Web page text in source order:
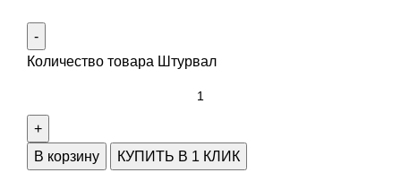
Количество товара Штурвал
В корзину КУПИТЬ В 1 КЛИК